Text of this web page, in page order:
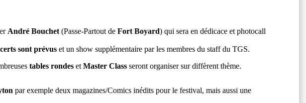
André Bouchet(Passe-Partout de Fort Boyard) qui sera en dédicace et photocall
sont prévuset un show supplémentaire par les membres du staff du TGS.
tables rondes etMaster Class seront organiser sur diffèrent thème.
par exemple deux magazines/Comics inédits pour le festival, mais aussi une